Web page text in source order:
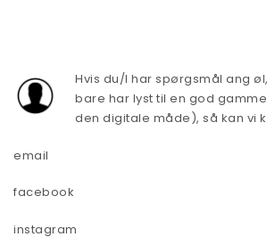
Hvis du/I har spørgsmål ang
bare har lyst til en god
den digitale måde), så kan vi
email
facebook
instagram